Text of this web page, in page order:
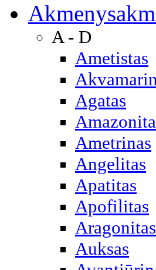
Akmenys
A - D
Ametistas
Agatas
Ametrinas
Angelitas
Apatitas
Apofilitas
Aragonitas
Auksas